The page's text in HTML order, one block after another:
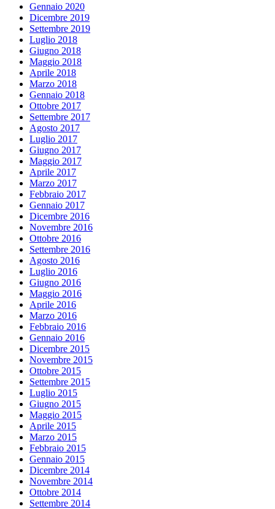
Gennaio 2020
Dicembre 2019
Settembre 2019
Luglio 2018
Giugno 2018
Maggio 2018
Aprile 2018
Marzo 2018
Gennaio 2018
Ottobre 2017
Settembre 2017
Agosto 2017
Luglio 2017
Giugno 2017
Maggio 2017
Aprile 2017
Marzo 2017
Febbraio 2017
Gennaio 2017
Dicembre 2016
Novembre 2016
Ottobre 2016
Settembre 2016
Agosto 2016
Luglio 2016
Giugno 2016
Maggio 2016
Aprile 2016
Marzo 2016
Febbraio 2016
Gennaio 2016
Dicembre 2015
Novembre 2015
Ottobre 2015
Settembre 2015
Luglio 2015
Giugno 2015
Maggio 2015
Aprile 2015
Marzo 2015
Febbraio 2015
Gennaio 2015
Dicembre 2014
Novembre 2014
Ottobre 2014
Settembre 2014